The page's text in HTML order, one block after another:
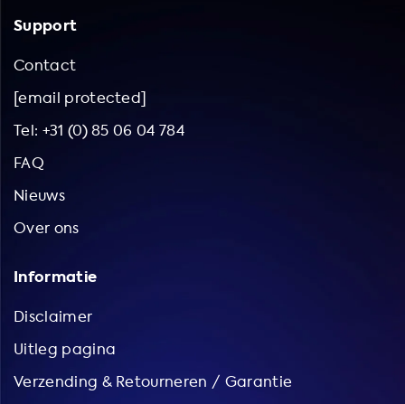
Support
Contact
[email protected]
Tel: +31 (0) 85 06 04 784
FAQ
Nieuws
Over ons
Informatie
Disclaimer
Uitleg pagina
Verzending & Retourneren / Garantie